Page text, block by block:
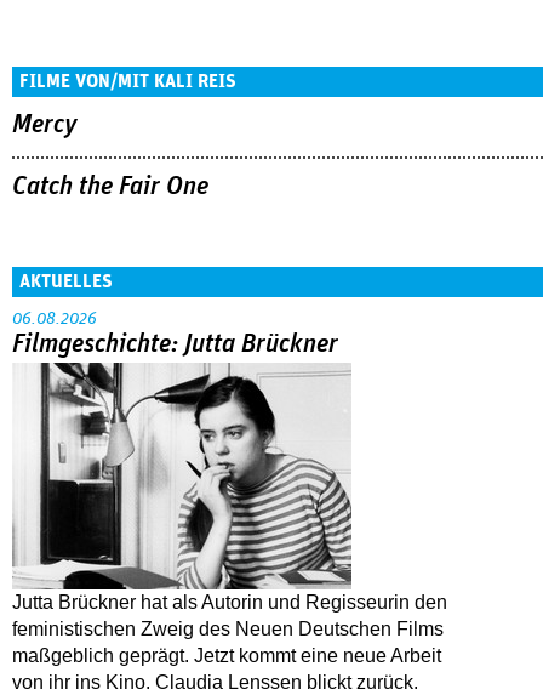
FILME VON/MIT KALI REIS
Mercy
Catch the Fair One
AKTUELLES
06.08.2026
Filmgeschichte: Jutta Brückner
Jutta Brückner hat als Autorin und Regisseurin den
feministischen Zweig des Neuen Deutschen Films
maßgeblich geprägt. Jetzt kommt eine neue Arbeit
von ihr ins Kino. Claudia Lenssen blickt zurück.